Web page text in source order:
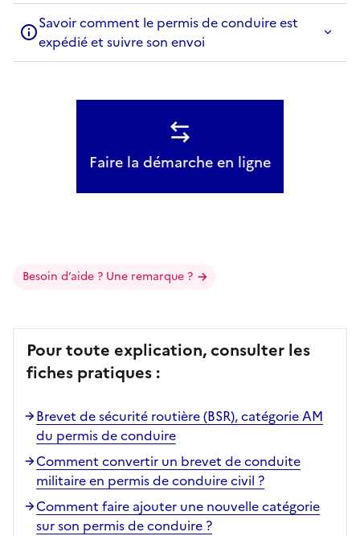
Savoir comment le permis de conduire est
expédié et suivre son envoi
Faire la démarche en ligne
Besoin d’aide ? Une remarque ?
Pour toute explication, consulter les
fiches pratiques :
Brevet de sécurité routière (BSR), catégorie AM
du permis de conduire
Comment convertir un brevet de conduite
militaire en permis de conduire civil ?
Comment faire ajouter une nouvelle catégorie
sur son permis de conduire ?